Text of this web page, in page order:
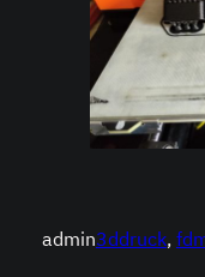
admin3ddruck,